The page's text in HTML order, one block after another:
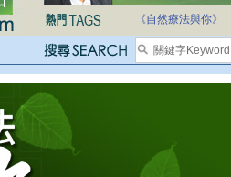
《自然療法與你》